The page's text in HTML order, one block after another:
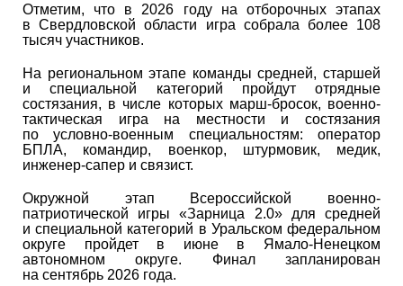
Отметим, что в 2026 году на отборочных этапах
в Свердловской области игра собрала более 108
тысяч участников.
На региональном этапе команды средней, старшей
и специальной категорий пройдут отрядные
состязания, в числе которых марш-бросок, военно-
тактическая игра на местности и состязания
по условно-военным специальностям: оператор
БПЛА, командир, военкор, штурмовик, медик,
инженер-сапер и связист.
Окружной этап Всероссийской военно-
патриотической игры «Зарница 2.0» для средней
и специальной категорий в Уральском федеральном
округе пройдет в июне в Ямало-Ненецком
автономном округе. Финал запланирован
на сентябрь 2026 года.